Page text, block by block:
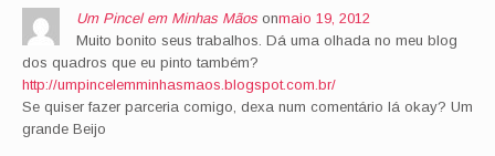
Um Pincel em Minhas Mãosonmaio 19, 2012
Muito bonito seus trabalhos. Dá uma olhada no meu blog
dos quadros que eu pinto também?
http://umpincelemminhasmaos.blogspot.com.br/
Se quiser fazer parceria comigo, dexa num comentário lá okay? Um
grande Beijo